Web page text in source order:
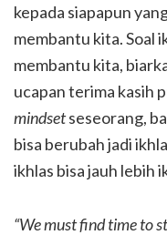
kepada siapapun
membantu kita. Soal
membantu kita,
ucapan terima kasih
mindsetseseorang,
bisa berubah jadi
ikhlas bisa jauh lebih
“We must find time to